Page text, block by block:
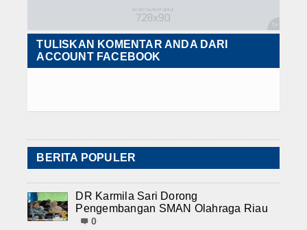
TULISKAN KOMENTAR ANDA DARI
ACCOUNT FACEBOOK
BERITA POPULER
DR Karmila Sari Dorong
Pengembangan SMAN Olahraga Riau
0